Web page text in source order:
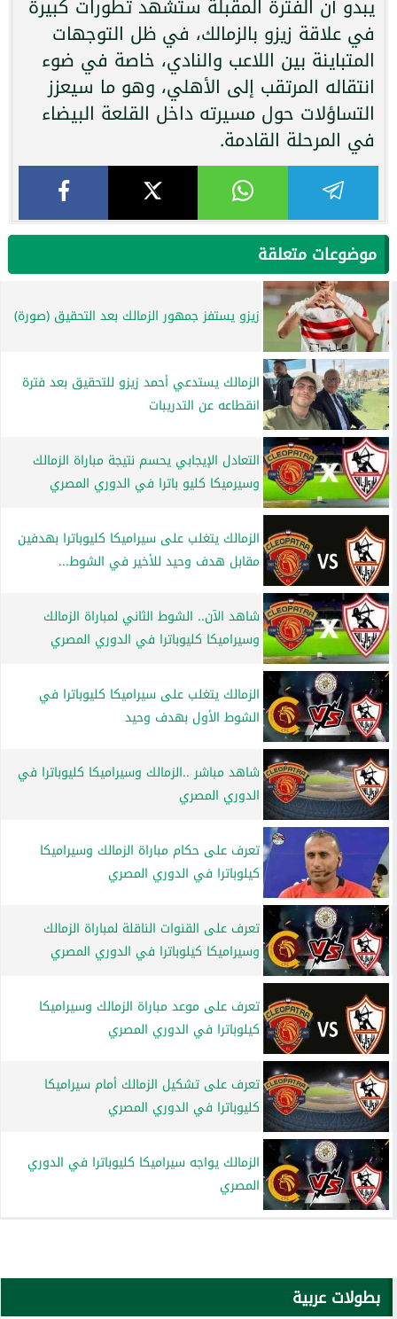
في علاقة زيزو بالزمالك، في ظل التوجهات
المتباينة بين اللاعب والنادي، خاصة في ضوء
انتقاله المرتقب إلى الأهلي، وهو ما سيعزز
التساؤلات حول مسيرته داخل القلعة البيضاء
في المرحلة القادمة.
موضوعات متعلقة
زيزو يستفز جمهور الزمالك بعد التحقيق (صورة)
الزمالك يستدعي أحمد زيزو للتحقيق بعد فترة
انقطاعه عن التدريبات
التعادل الإيجابي يحسم نتيجة مباراة الزمالك
وسيرميكا كليو باترا في الدوري المصري
الزمالك يتغلب على سيراميكا كليوباترا بهدفين
مقابل هدف وحيد للأخير في الشوط...
شاهد الآن.. الشوط الثاني لمباراة الزمالك
وسيراميكا كليوباترا في الدوري المصري
الزمالك يتغلب على سيراميكا كليوباترا في
الشوط الأول بهدف وحيد
شاهد مباشر ..الزمالك وسيراميكا كليوباترا في
الدوري المصري
تعرف على حكام مباراة الزمالك وسيراميكا
كيلوباترا في الدوري المصري
تعرف على القنوات الناقلة لمباراة الزمالك
وسيراميكا كيلوباترا في الدوري المصري
تعرف على موعد مباراة الزمالك وسيراميكا
كيلوباترا في الدوري المصري
تعرف على تشكيل الزمالك أمام سيراميكا
كليوباترا في الدوري المصري
الزمالك يواجه سيراميكا كليوباترا في الدوري
المصري
بطولات عربية